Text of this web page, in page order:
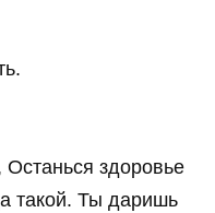
здоровье
такой. Ты даришь